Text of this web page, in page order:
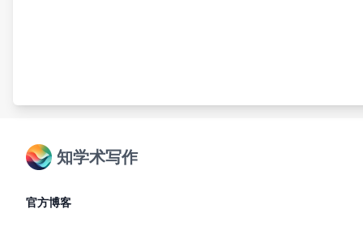
知学术写作
官方博客